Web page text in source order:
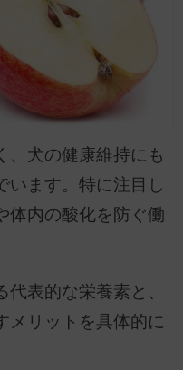
、犬の健康維持にも
います。特に注目し
体内の酸化を防ぐ働
表的な栄養素と、
メリットを具体的に